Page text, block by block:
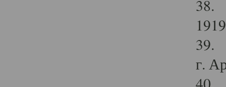
38.
39.
г.